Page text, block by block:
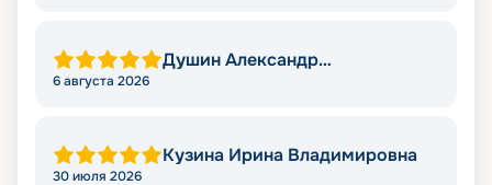
Душин Александр
6 августа 2026
Кузина Ирина Владимировна
30 июля 2026